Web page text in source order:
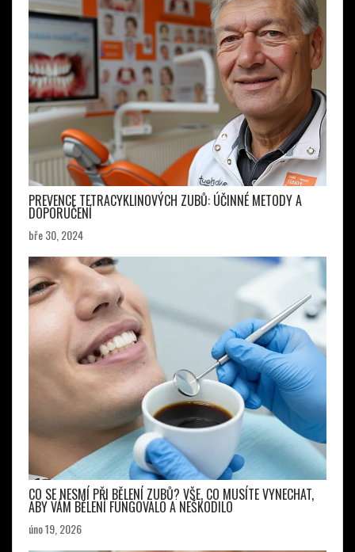
PREVENCE TETRACYKLINOVÝCH ZUBŮ: ÚČINNÉ METODY A
DOPORUČENÍ
bře 30, 2024
CO SE NESMÍ PŘI BĚLENÍ ZUBŮ? VŠE, CO MUSÍTE VYNECHAT,
ABY VÁM BĚLENÍ FUNGOVALO A NEŠKODILO
úno 19, 2026